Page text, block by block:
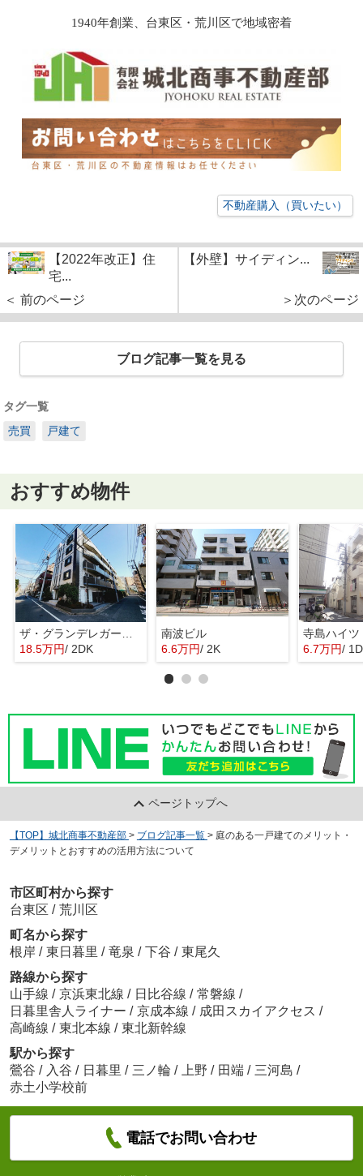
1940年創業、台東区・荒川区で地域密着
不動産購入（買いたい）
【2022年改正】住
宅...
＜ 前のページ
【外壁】サイディン...
＞次のページ
ブログ記事一覧を見る
タグ一覧
売買
戸建て
おすすめ物件
ザ・グランデレガーロ東日暮里
18.5万円/ 2DK
南波ビル
6.6万円/ 2K
寺島ハイツ
6.7万円/
ページトップへ
【TOP】城北商事不動産部 > ブログ記事一覧 > 庭のある一戸建てのメリット・
デメリットとおすすめの活用方法について
市区町村から探す
台東区 / 荒川区
町名から探す
根岸 / 東日暮里 / 竜泉 / 下谷 / 東尾久
路線から探す
山手線 / 京浜東北線 / 日比谷線 / 常磐線 /
日暮里舎人ライナー / 京成本線 / 成田スカイアクセス /
高崎線 / 東北本線 / 東北新幹線
駅から探す
鶯谷 / 入谷 / 日暮里 / 三ノ輪 / 上野 / 田端 / 三河島 /
赤土小学校前
電話でお問い合わせ